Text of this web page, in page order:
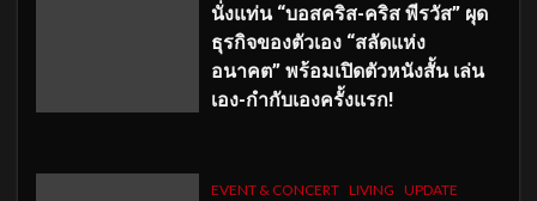
นั่งแท่น “บอสคริส-คริส พีรวัส” ผุด
ธุรกิจของตัวเอง “สลัดแห่ง
อนาคต” พร้อมเปิดตัวหนังสั้น เล่น
เอง-กำกับเองครั้งแรก!
EVENT & CONCERT LIVING UPDATE